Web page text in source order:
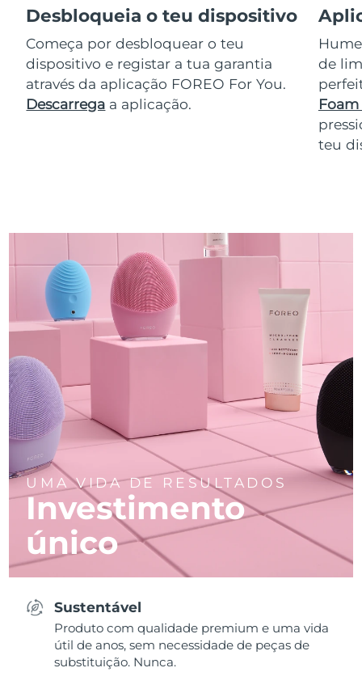
Desbloqueia o teu dispositivo
Começa por desbloquear o teu
dispositivo e registar a tua garantia
através da aplicação FOREO For You.
Descarrega a aplicação.
de
Foam
teu
UMA VIDA DE RESULTADOS
Investimento
único
Sustentável
Produto com qualidade premium e uma vida
útil de anos, sem necessidade de peças de
substituição. Nunca.